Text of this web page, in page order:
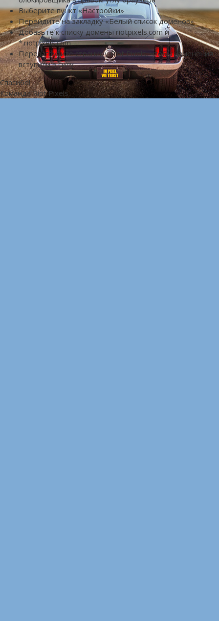
Выберите пункт «Настройки»
Перейдите на закладку «Белый список доменов»
Добавьте к списку домены riotpixels.com и
*.riotpixels.com
Перезагрузите страницу Riot Pixels, чтобы изменения
вступили в силу
Спасибо!
Команда Riot Pixels.